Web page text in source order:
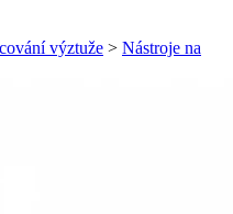
výztuže > Nástroje na